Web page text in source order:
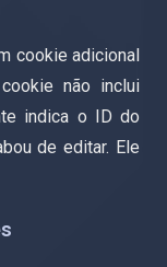
cookie adicional
não inclui
indica o ID do
de editar. Ele